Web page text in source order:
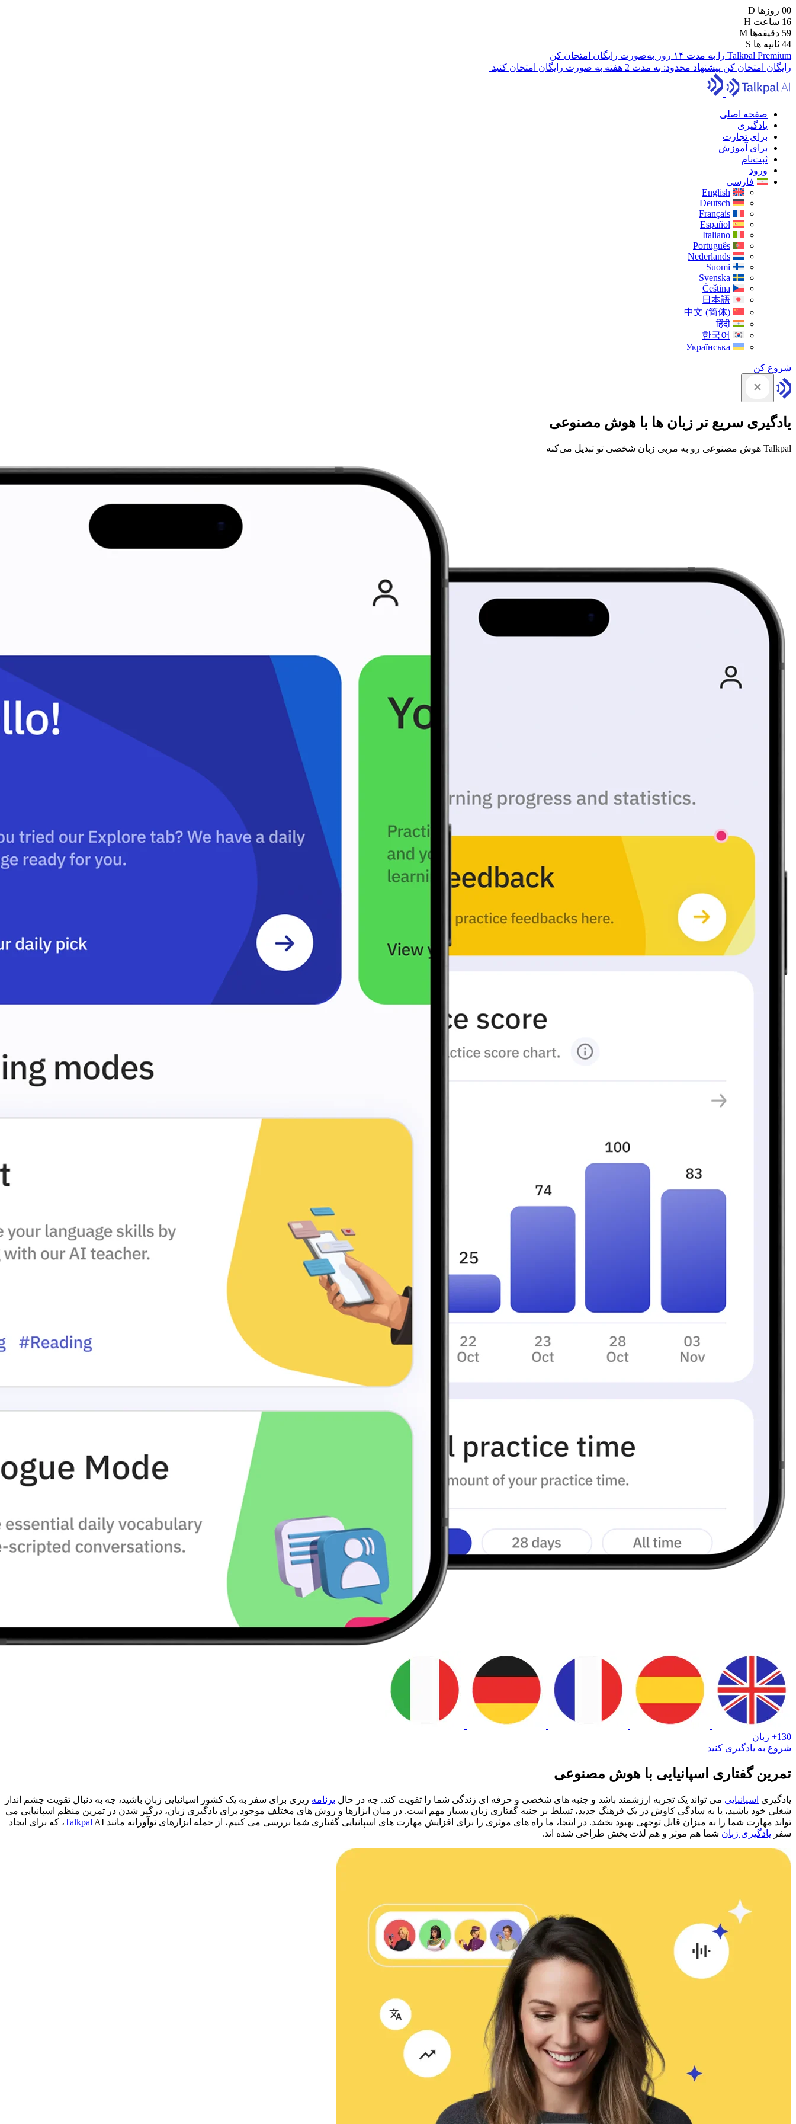
00 روزها D
16 ساعت H
59 دقیقه‌ها M
43 ثانیه ها S
Talkpal Premium را به مدت ۱۴ روز به‌صورت رایگان امتحان کن
رایگان امتحان کن پیشنهاد محدود: به مدت 2 هفته به صورت رایگان امتحان کنید
صفحه اصلی
یادگیری
برای تجارت
برای آموزش
ثبت‌نام
ورود
فارسی
English
Deutsch
Français
Español
Italiano
Português
Nederlands
Suomi
Svenska
Čeština
日本語
中文 (简体)
हिंदी
한국어
Українська
شروع کن
یادگیری سریع تر زبان ها با هوش مصنوعی
Talkpal هوش مصنوعی رو به مربی زبان شخصی تو تبدیل می‌کنه
130+ زبان
شروع به یادگیری کنید
تمرین گفتاری اسپانیایی با هوش مصنوعی
یادگیری اسپانیایی می تواند یک تجربه ارزشمند باشد و جنبه های شخصی و حرفه ای زندگی شما را تقویت کند. چه در حال برنامه ریزی برای سفر به یک کشور اسپانیایی زبان باشید، چه به دنبال تقویت چشم انداز
شغلی خود باشید، یا به سادگی کاوش در یک فرهنگ جدید، تسلط بر جنبه گفتاری زبان بسیار مهم است. در میان ابزارها و روش های مختلف موجود برای یادگیری زبان، درگیر شدن در تمرین منظم اسپانیایی می
تواند مهارت شما را به میزان قابل توجهی بهبود بخشد. در اینجا، ما راه های موثری را برای افزایش مهارت های اسپانیایی گفتاری شما بررسی می کنیم، از جمله ابزارهای نوآورانه مانند
TalkpalAI، که برای ایجاد
سفر یادگیری زبان شما هم موثر و هم لذت بخش طراحی شده اند.